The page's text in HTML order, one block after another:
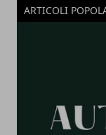
ARTICOLI